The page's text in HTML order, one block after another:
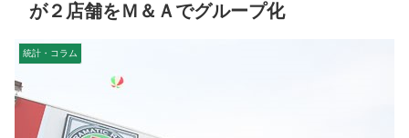
が２店舗をＭ＆Ａでグループ化
統計・コラム